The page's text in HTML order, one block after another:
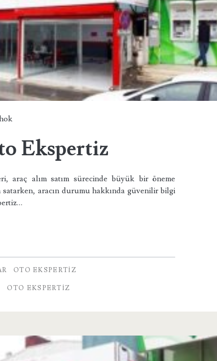
Ekspertiz
araç alım satım sürecinde büyük bir öneme
aracın durumu hakkında güvenilir bilgi
OTO EKSPERTIZ
OTO EKSPERTIZ